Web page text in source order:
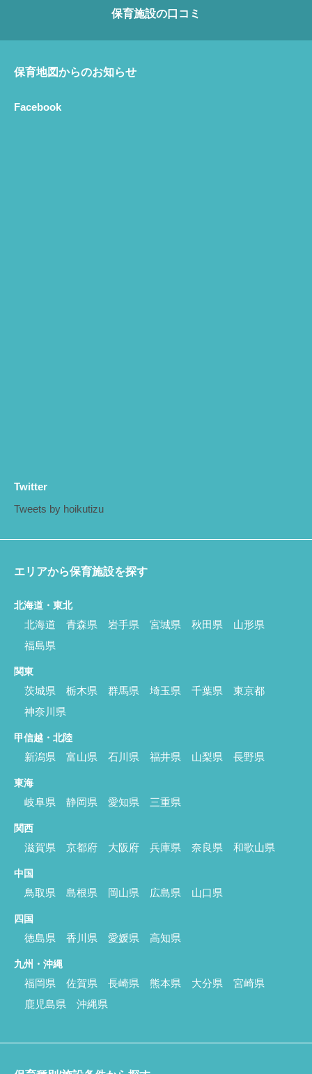
保育施設の口コミ
保育地図からのお知らせ
Facebook
Twitter
Tweets by hoikutizu
エリアから保育施設を探す
北海道・東北
北海道 青森県 岩手県 宮城県 秋田県
山形県
福島県
関東
茨城県 栃木県 群馬県 埼玉県 千葉県
東京都
神奈川県
甲信越・北陸
新潟県 富山県 石川県 福井県 山梨県 長野県
東海
岐阜県 静岡県 愛知県 三重県
関西
滋賀県 京都府 大阪府 兵庫県 奈良県 和歌山県
中国
鳥取県 島根県 岡山県 広島県 山口県
四国
徳島県 香川県 愛媛県 高知県
九州・沖縄
福岡県 佐賀県 長崎県 熊本県 大分県
宮崎県
鹿児島県
沖縄県